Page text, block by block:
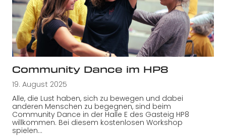
Community Dance im HP8
19. August 2025
Alle, die Lust haben, sich zu bewegen und dabei
anderen Menschen zu begegnen, sind beim
Community Dance in der Halle E des Gasteig HP8
willkommen. Bei diesem kostenlosen Workshop
spielen…